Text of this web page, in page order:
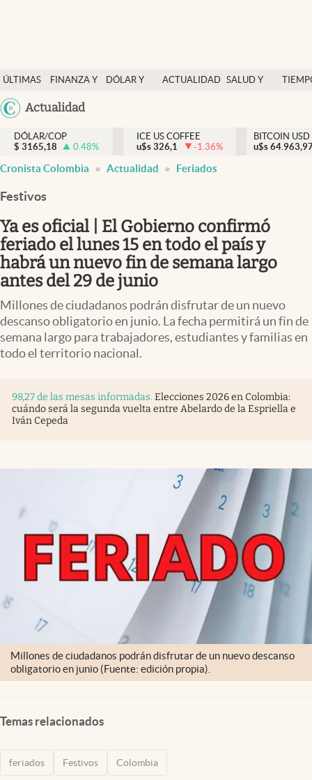
ÚLTIMAS
NOTICIAS
FINANZA Y
DÓLAR Y
ACTUALIDAD SALUD Y
México
Actualidad
Salud y nutrición
Vida espiritual
Actualidad
Colombia
DÓLAR/COP
$ 3165,18 0.48%
ICE US COFFEE
u$s 326,1 -1.36%
BITCOIN USD
u$s
Cronista Colombia Actualidad Feriados
Festivos
Ya es oficial | El Gobierno confirmó
feriado el lunes 15 en todo el país y
habrá un nuevo fin de semana largo
antes del 29 de junio
Millones de ciudadanos podrán disfrutar de un nuevo
descanso obligatorio en junio. La fecha permitirá un fin de
semana largo para trabajadores, estudiantes y familias en
todo el territorio nacional.
98,27 de las mesas informadas. Elecciones 2026 en Colombia:
cuándo será la segunda vuelta entre Abelardo de la Espriella e
Iván Cepeda
Millones de ciudadanos podrán disfrutar de un nuevo descanso
obligatorio en junio (Fuente: edición propia).
Temas relacionados
feriados Festivos Colombia